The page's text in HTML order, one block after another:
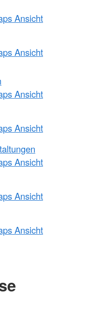
Ansicht
Ansicht
Ansicht
Ansicht
Ansicht
Ansicht
Ansicht